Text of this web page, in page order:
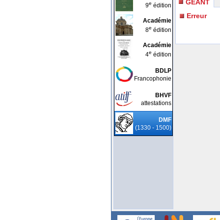
9e édition
Académie
8e édition
Académie
4e édition
BDLP
Francophonie
BHVF
attestations
DMF
(1330 - 1500)
GÉANT
Erreur